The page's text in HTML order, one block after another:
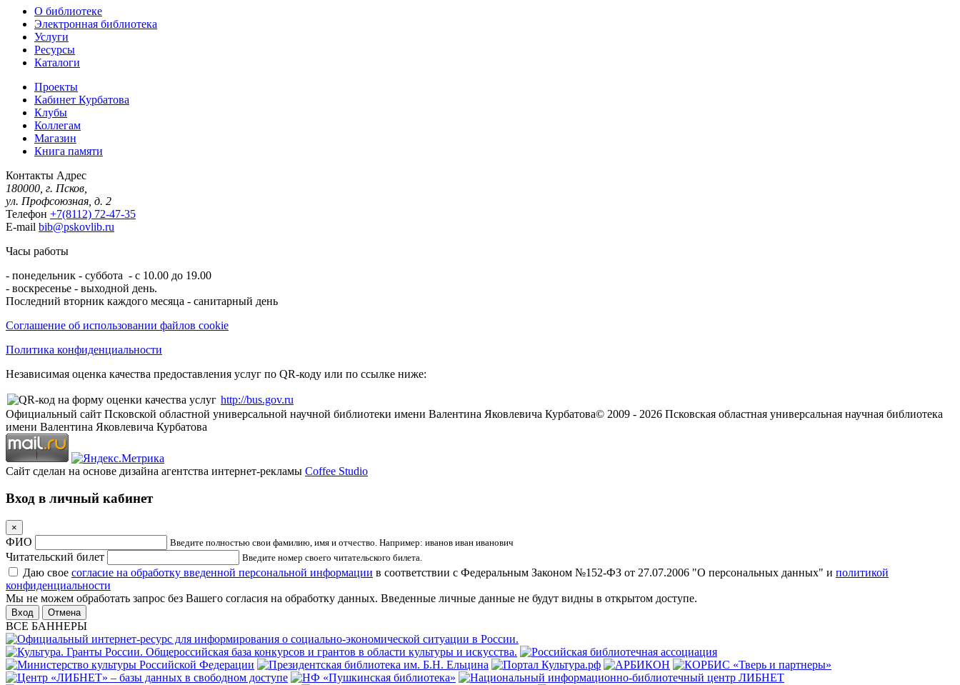
О библиотеке
Электронная библиотека
Услуги
Ресурсы
Каталоги
Проекты
Кабинет Курбатова
Клубы
Коллегам
Магазин
Книга памяти
Контакты Адрес
180000, г. Псков,
ул. Профсоюзная, д. 2
Телефон +7(8112) 72-47-35
E-mail bib@pskovlib.ru
Часы работы
- понедельник - суббота - с 10.00 до 19.00
- воскресенье - выходной день.
Последний вторник каждого месяца - санитарный день
Соглашение об использовании файлов cookie
Политика конфиденциальности
Независимая оценка качества предоставления услуг по QR-коду или по ссылке ниже:
http://bus.gov.ru
Официальный сайт Псковской областной универсальной научной библиотеки имени Валентина Яковлевича Курбатова© 2009 - 2026 Псковская областная универсальная научная библиотека
имени Валентина Яковлевича Курбатова
Сайт сделан на основе дизайна агентства интернет-рекламы Coffee Studio
Вход в личный кабинет
×
ФИО Введите полностью свои фамилию, имя и отчество. Например: иванов иван иванович
Читательский билет Введите номер своего читательского билета.
Даю свое согласие на обработку введенной персональной информации в соответствии с Федеральным Законом №152-ФЗ от 27.07.2006 "О персональных данных" и политикой
конфиденциальности
Мы не можем обработать запрос без Вашего согласия на обработку данных. Введенные личные данные не будут видны в открытом доступе.
Отмена
ВСЕ БАННЕРЫ